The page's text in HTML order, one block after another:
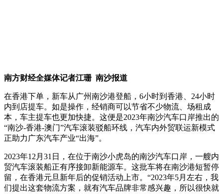
南方财经全媒体记者江珊 南沙报道
在香港下单，新车从广州南沙港登船，6小时到香港、24小时
内到店提车。如是操作，经销商可以节省不少物流、场租成
本，车主提车也更加快捷。这便是2023年南沙汽车口岸推出的
“南沙-香港-澳门”汽车滚装驳船环线，汽车内外贸联运新模式
正助力广东汽车产业“出海”。
2023年12月31日，在位于南沙小虎岛的南沙汽车口岸，一艘内
贸汽车滚装船正有序接卸新能源车。这批车将在南沙港短暂停
留，在香港元旦新年后的促销活动上市。“2023年5月左右，我
们提出这套物流方案，就有汽车品牌非常感兴趣，所以很快就